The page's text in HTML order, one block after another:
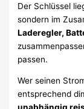
Der Schlüssel
sondern im
Laderegler,
passen.
Wer seinen
entsprechend